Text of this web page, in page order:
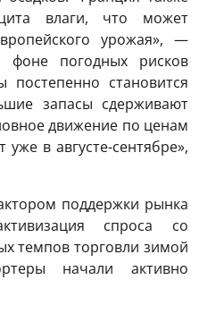
влаги, что может
урожая», —
фоне погодных рисков
становится
запасы сдерживают
движение по ценам
в августе-сентябре»,
поддержки рынка
спроса со
темпов торговли зимой
начали активно